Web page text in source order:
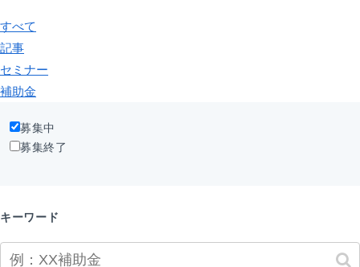
すべて
記事
セミナー
補助金
募集中
募集終了
キーワード